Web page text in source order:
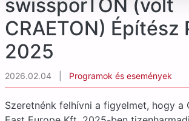
swissporTON (volt
CRAETON) Építész
2025
2026.02.04 Programok és események
Szeretnénk felhívni a figyelmet, hogy a